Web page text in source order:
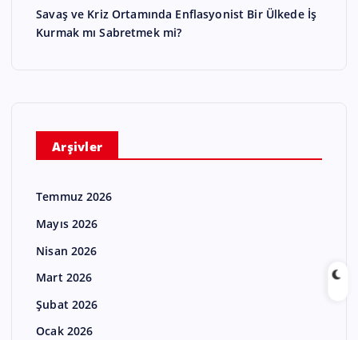
Savaş ve Kriz Ortamında Enflasyonist Bir Ülkede İş
Kurmak mı Sabretmek mi?
Arşivler
Temmuz 2026
Mayıs 2026
Nisan 2026
Mart 2026
Şubat 2026
Ocak 2026